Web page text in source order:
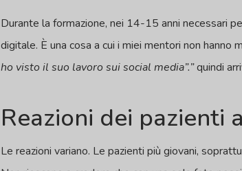
Durante la formazione, nei 14-15 anni necessari
digitale. È una cosa a cui i miei mentori non
ho visto il suo lavoro sui social media”.”quindi
Reazioni dei
Le reazioni variano. Le pazienti più giovani,